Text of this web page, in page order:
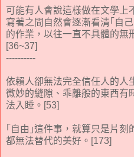
可能有人會說這樣做在文學上
寫著之間自然會逐漸看清｢自
的作業，以往一直不具體的無
[36~37]
----------
依賴人卻無法完全信任人的人
微妙的縫隙、乖離般的東西有
法入睡。[53]
｢自由｣這件事，就算只是片刻
都無法替代的美好。[173]